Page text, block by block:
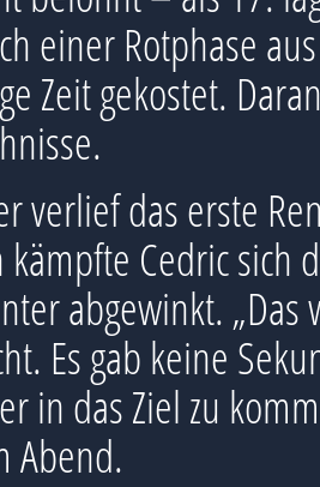
einer Rotphase
Zeit gekostet.
verlief das erste
Cedric
abgewinkt.
Es gab keine
in das Ziel zu
Abend.